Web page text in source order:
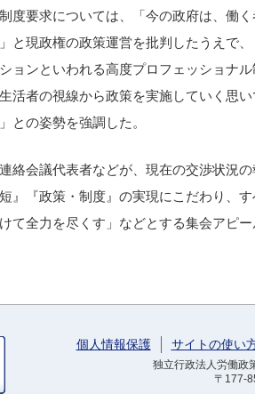
度要求については、「今の政府は、働
と現政権の政策運営を批判したうえで
ョンといわれる高度プロフェッショナ
活者の視線から政策を実施していく思
との姿勢を強調した。
絡会議代表者などが、現在の交渉状況
短』『政策・制度』の実現にこだわり、
て全力を尽くす」などとする集会アピ
個人情報保護 サイトの使い
独立行政法人労働
〒177-